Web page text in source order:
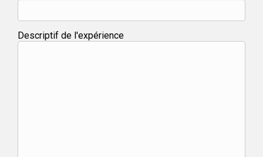
Descriptif de l'expérience